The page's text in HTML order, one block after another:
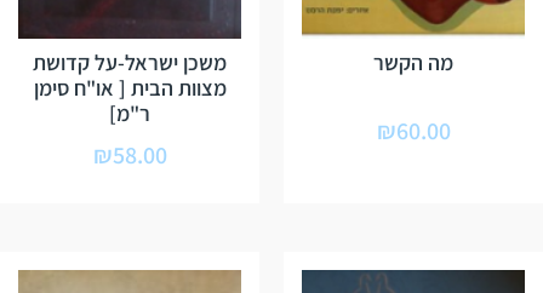
מה הקשר
₪60.00
משכן ישראל-על קדושת
מצוות הבית [ או"ח סימן
ר"מ]
₪58.00